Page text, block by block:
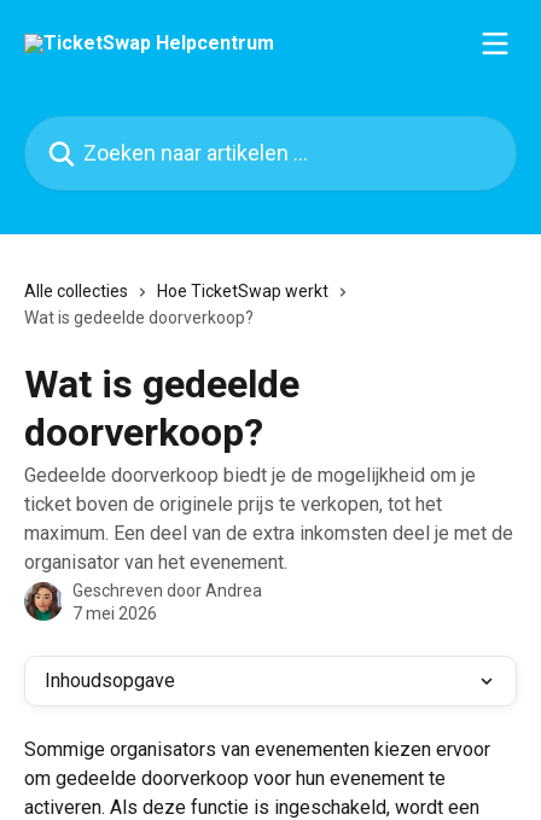
Zoeken naar artikelen ...
Alle collecties
Hoe TicketSwap werkt
Wat is gedeelde doorverkoop?
Wat is gedeelde
doorverkoop?
Gedeelde doorverkoop biedt je de mogelijkheid om je
ticket boven de originele prijs te verkopen, tot het
maximum. Een deel van de extra inkomsten deel je met de
organisator van het evenement.
Geschreven doorAndrea
7 mei 2026
Inhoudsopgave
Sommige organisators van evenementen kiezen ervoor
om gedeelde doorverkoop voor hun evenement te
activeren. Als deze functie is ingeschakeld, wordt een